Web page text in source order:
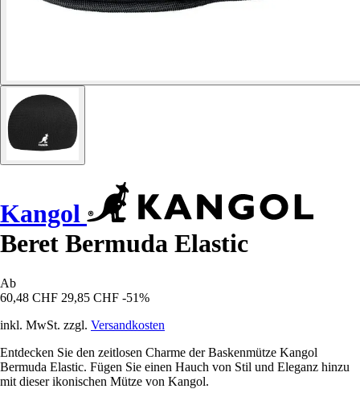
Kangol
Beret Bermuda Elastic
Ab
60,48 CHF 29,85 CHF -51%
inkl. MwSt. zzgl. Versandkosten
Entdecken Sie den zeitlosen Charme der Baskenmütze Kangol
Bermuda Elastic. Fügen Sie einen Hauch von Stil und Eleganz hinzu
mit dieser ikonischen Mütze von Kangol.